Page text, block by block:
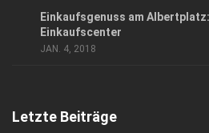
Einkaufsgenuss am Albertplatz:
Einkaufscenter
JAN. 4, 2018
Letzte Beiträge